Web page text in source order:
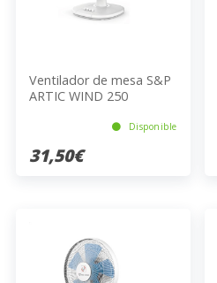
Ventilador de mesa S&P
ARTIC WIND 250
Disponible
31,50€